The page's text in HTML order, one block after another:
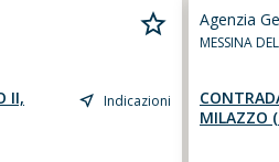
II,
Indicazioni
Agenzia
MESSINA
MILAZZO